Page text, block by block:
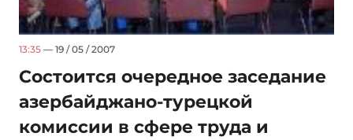
13:35 — 19 / 05 / 2007
Состоится очередное заседание
азербайджано-турецкой
комиссии в сфере труда и